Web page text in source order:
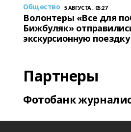
Общество 5 АВГУСТА , 05:27
Волонтеры «Все для
Бижбуляк»
экскурсионную поездку
Партнеры
Фотобанк